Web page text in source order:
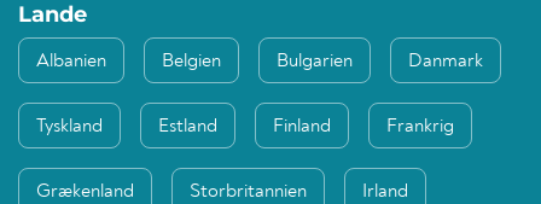
Lande
Albanien Belgien Bulgarien Danmark
Tyskland Estland Finland Frankrig
Grækenland Storbritannien Irland